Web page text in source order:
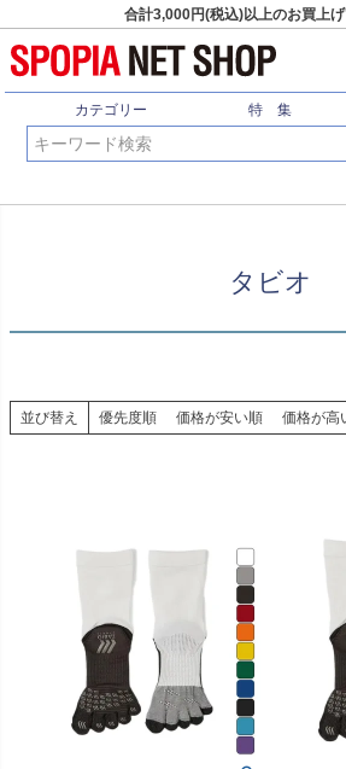
合計3,000円(税込)以上のお買上
カテゴリー 特 集
HOME サッカー・フットサル ブランド タビオ
タビオ
並び替え 優先度順 価格が安い順 価格が高